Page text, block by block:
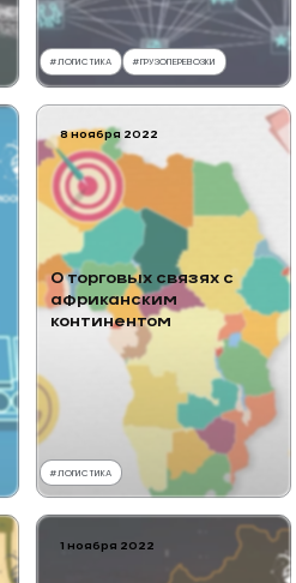
# ЛОГИСТИКА #ГРУЗОПЕРЕВОЗКИ
8 ноября 2022
О торговых связях с
африканским
континентом
# ЛОГИСТИКА
1 ноября 2022